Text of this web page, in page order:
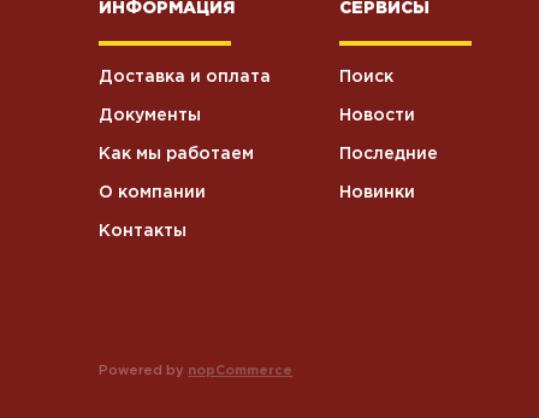
ИНФОРМАЦИЯ
Доставка и оплата
Документы
Как мы работаем
О компании
Контакты
СЕРВИСЫ
Поиск
Новости
Последние
Новинки
Powered by nopCommerce